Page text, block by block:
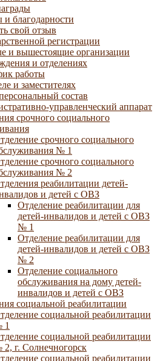
благодарности
свой отзыв
регистрации
и вышестоящие организации
и отделениях
работы
и заместителях
состав
управленческий аппарат
срочного социального
срочного социального
№ 1
срочного социального
№ 2
реабилитации детей-
и детей с ОВЗ
Отделение реабилитации для
детей-инвалидов и детей с ОВЗ
№ 1
Отделение реабилитации для
детей-инвалидов и детей с ОВЗ
№ 2
Отделение социального
обслуживания на дому детей-
инвалидов и детей с ОВЗ
социальной реабилитации
социальной реабилитации
1
социальной реабилитации
г. Солнечногорск
социальной реабилитации